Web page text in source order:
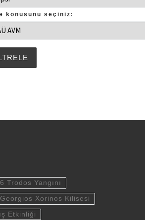
konusunu seçiniz:
Trodos Yangını
Xorinos Kilisesi
Etkinliği